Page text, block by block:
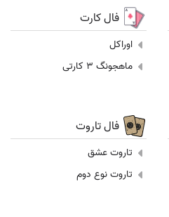
فال کارت
اوراکل
ماهجونگ 3 کارتی
فال تاروت
تاروت عشق
تاروت نوع دوم